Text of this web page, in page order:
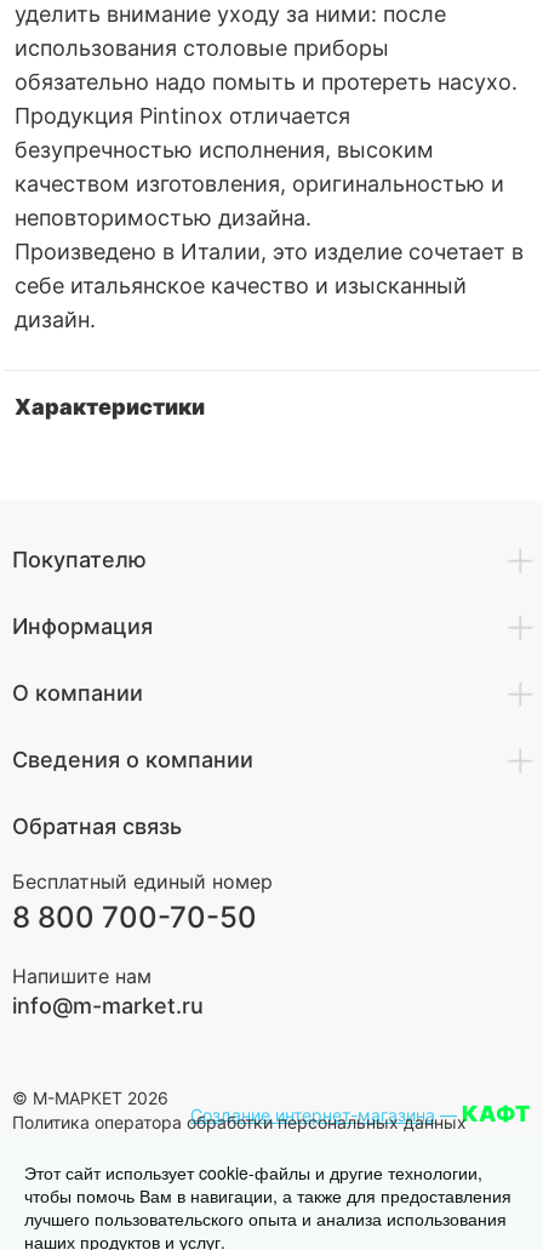
уделить внимание уходу за ними: после
использования столовые приборы
обязательно надо помыть и протереть насухо.
Продукция Pintinox отличается
безупречностью исполнения, высоким
качеством изготовления, оригинальностью и
неповторимостью дизайна.
Произведено в Италии, это изделие сочетает в
себе итальянское качество и изысканный
дизайн.
Характеристики
Покупателю
Информация
О компании
Сведения о компании
Обратная связь
Бесплатный единый номер
8 800 700-70-50
Напишите нам
info@m-market.ru
© М-МАРКЕТ 2026
Политика оператора обработки персональных данных
Создание интернет-магазина—КАФТ
Этот сайт использует cookie-файлы и другие технологии,
чтобы помочь Вам в навигации, а также для предоставления
лучшего пользовательского опыта и анализа использования
наших продуктов и услуг.